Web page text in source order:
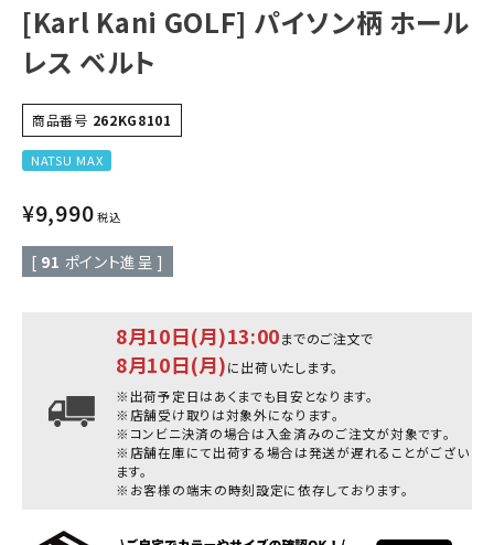
[Karl Kani GOLF] パイソン柄 ホール
レス ベルト
商品番号 262KG8101
NATSU MAX
¥9,990 税込
[ 91 ポイント進呈 ]
8月10日(月)13:00までのご注文で
8月10日(月)に出荷いたします。
※出荷予定日はあくまでも目安となります。
※店舗受け取りは対象外になります。
※コンビニ決済の場合は入金済みのご注文が対象です。
※店舗在庫にて出荷する場合は発送が遅れることがござい
ます。
※お客様の端末の時刻設定に依存しております。